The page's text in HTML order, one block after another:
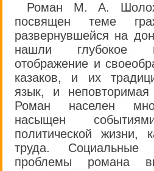
Роман М. А.
посвящен теме
развернувшейся на
нашли глубокое
отображение и
казаков, и их
язык, и
Роман населен
насыщен
политической жизни,
труда. Социальные
проблемы романа